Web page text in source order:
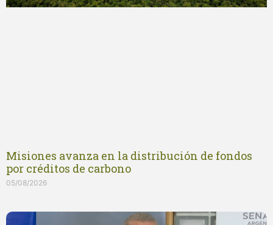
Misiones avanza en la distribución de fondos
por créditos de carbono
05/08/2026